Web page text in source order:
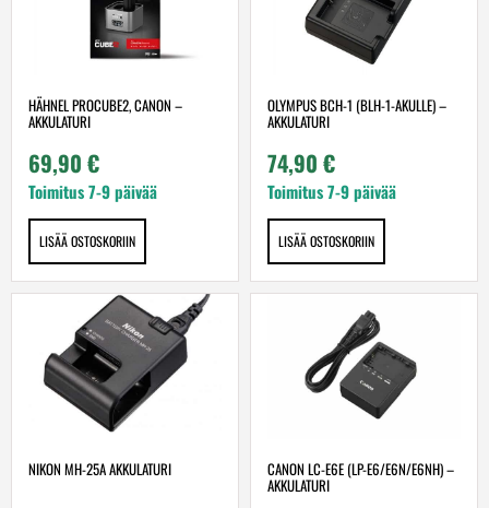
HÄHNEL PROCUBE2, CANON –
AKKULATURI
69,90 €
Toimitus 7-9 päivää
LISÄÄ OSTOSKORIIN
OLYMPUS BCH-1 (BLH-1-AKULLE) –
AKKULATURI
74,90 €
Toimitus 7-9 päivää
LISÄÄ OSTOSKORIIN
NIKON MH-25A AKKULATURI CANON LC-E6E (LP-E6/E6N/E6NH) –
AKKULATURI